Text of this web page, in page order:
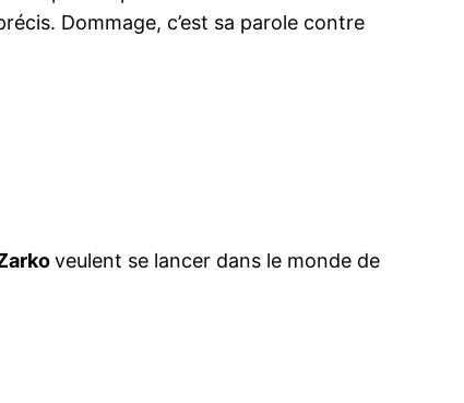
Dommage, c’est sa parole contre
veulent se lancer dans le monde de